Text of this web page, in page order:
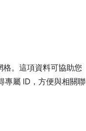
格。這項資料可協助您
專屬 ID，方便與相關聯